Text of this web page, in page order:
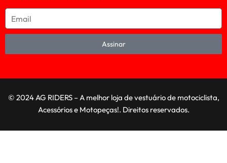
Assinar
© 2024 AG RIDERS – A melhor loja de vestuário de motociclista,
Acessórios e Motopeças!. Direitos reservados.